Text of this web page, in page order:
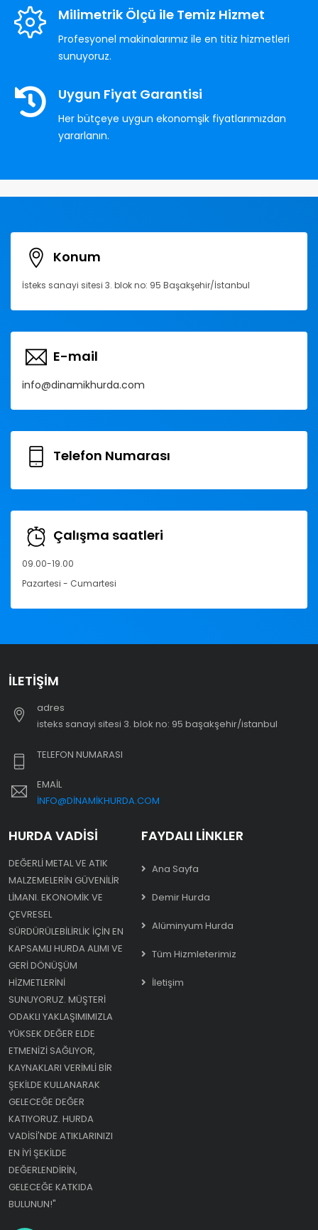
Milimetrik Ölçü ile Temiz Hizmet
Profesyonel makinalarımız ile en titiz hizmetleri
sunuyoruz.
Uygun Fiyat Garantisi
Her bütçeye uygun ekonomşik fiyatlarımızdan
yararlanın.
Konum
İsteks sanayi sitesi 3. blok no: 95 Başakşehir/İstanbul
E-mail
info@dinamikhurda.com
Telefon Numarası
Çalışma saatleri
09.00-19.00
Pazartesi - Cumartesi
İLETIŞIM
adres
i̇steks sanayi sitesi 3. blok no: 95 başakşehir/i̇stanbul
TELEFON NUMARASI
EMAIL
INFO@DINAMIKHURDA.COM
HURDA VADISI
DEĞERLI METAL VE ATIK
MALZEMELERIN GÜVENILIR
LIMANI. EKONOMIK VE
ÇEVRESEL
SÜRDÜRÜLEBILIRLIK IÇIN EN
KAPSAMLI HURDA ALIMI VE
GERI DÖNÜŞÜM
HIZMETLERINI
SUNUYORUZ. MÜŞTERI
ODAKLI YAKLAŞIMIMIZLA
YÜKSEK DEĞER ELDE
ETMENIZI SAĞLIYOR,
KAYNAKLARI VERIMLI BIR
ŞEKILDE KULLANARAK
GELECEĞE DEĞER
KATIYORUZ. HURDA
VADISI'NDE ATIKLARINIZI
EN IYI ŞEKILDE
DEĞERLENDIRIN,
GELECEĞE KATKIDA
BULUNUN!"
FAYDALI LINKLER
Ana Sayfa
Demir Hurda
Alüminyum Hurda
Tüm Hizmleterimiz
İletişim